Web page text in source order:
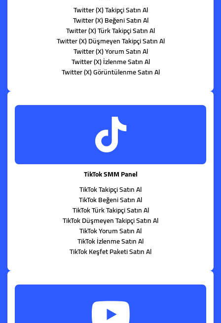
Twitter (X) Takipçi Satın Al
Twitter (X) Beğeni Satın Al
Twitter (X) Türk Takipçi Satın Al
Twitter (X) Düşmeyen Takipçi Satın Al
Twitter (X) Yorum Satın Al
Twitter (X) İzlenme Satın Al
Twitter (X) Görüntülenme Satın Al
TikTok SMM Panel
TikTok Takipçi Satın Al
TikTok Beğeni Satın Al
TikTok Türk Takipçi Satın Al
TikTok Düşmeyen Takipçi Satın Al
TikTok Yorum Satın Al
TikTok İzlenme Satın Al
TikTok Keşfet Paketi Satın Al